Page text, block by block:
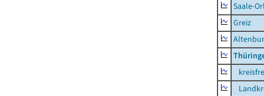
Saale-
Greiz